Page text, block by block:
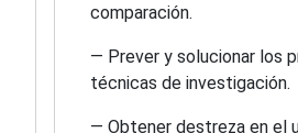
comparación.
— Prever y solucionar los
técnicas de investigación.
— Obtener destreza en el